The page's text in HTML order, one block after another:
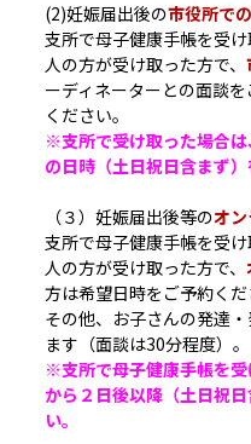
(2)妊娠届出後の市役所で
支所で母子健康手帳を受
人の方が受け取った方で、
ーディネーターとの面談
ください。
※支所で受け取った場合
の日時（土日祝日含まず）
（３）妊娠届出後等のオ
支所で母子健康手帳を受
人の方が受け取った方で、
方は希望日時をご予約くだ
その他、お子さんの発達
ます（面談は30分程度）。
※支所で母子健康手帳を
から２日後以降（土日祝
い。